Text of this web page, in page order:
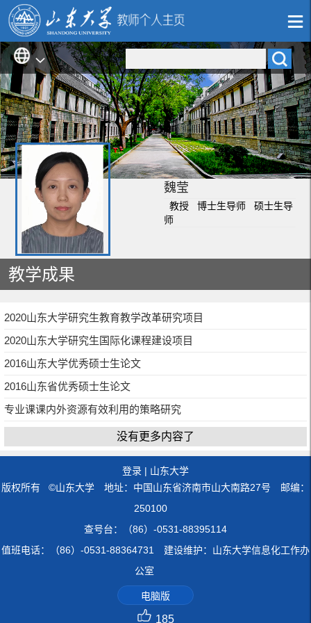
魏莹
教授 博士生导师 硕士生导
师
教学成果
2020山东大学研究生教育教学改革研究项目
2020山东大学研究生国际化课程建设项目
2016山东大学优秀硕士生论文
2016山东省优秀硕士生论文
专业课课内外资源有效利用的策略研究
没有更多内容了
登录 | 山东大学
版权所有 ©山东大学 地址：中国山东省济南市山大南路27号 邮编：
250100
查号台：（86）-0531-88395114
值班电话：（86）-0531-88364731 建设维护：山东大学信息化工作办
公室
电脑版
185